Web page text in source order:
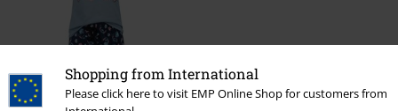
Shopping from International
Please click here to visit EMP Online Shop for customers from
%